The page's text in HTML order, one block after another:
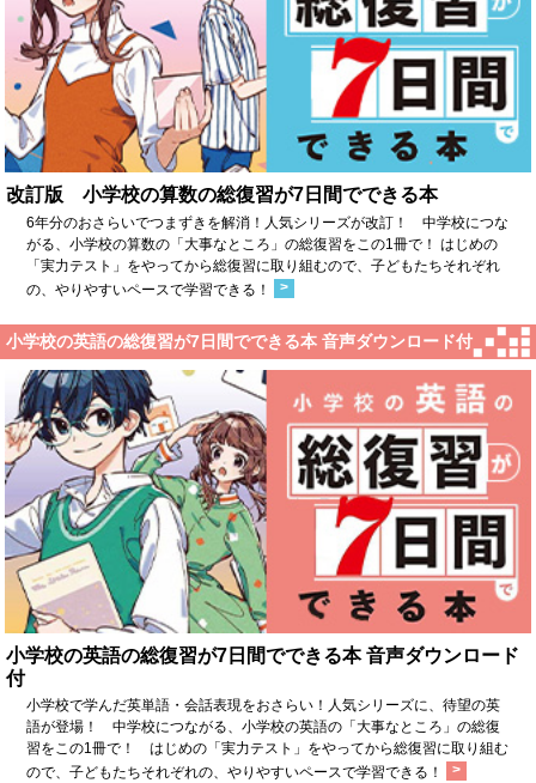
改訂版 小学校の算数の総復習が7日間でできる本
6年分のおさらいでつまずきを解消！人気シリーズが改訂！ 中学校につな
がる、小学校の算数の「大事なところ」の総復習をこの1冊で！ はじめの
「実力テスト」をやってから総復習に取り組むので、子どもたちそれぞれ
の、やりやすいペースで学習できる！
>
小学校の英語の総復習が7日間でできる本 音声ダウンロード付
小学校の英語の総復習が7日間でできる本 音声ダウンロード
付
小学校で学んだ英単語・会話表現をおさらい！人気シリーズに、待望の英
語が登場！ 中学校につながる、小学校の英語の「大事なところ」の総復
習をこの1冊で！ はじめの「実力テスト」をやってから総復習に取り組む
ので、子どもたちそれぞれの、やりやすいペースで学習できる！
>